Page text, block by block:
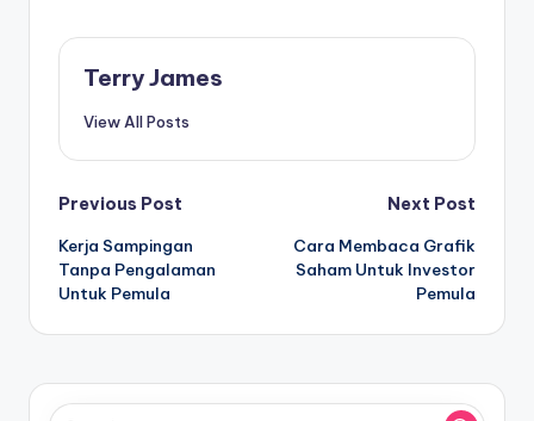
Terry James
View All Posts
Post
navigation
Previous Post
Kerja Sampingan
Tanpa Pengalaman
Untuk Pemula
Next Post
Cara Membaca Grafik
Saham Untuk Investor
Pemula